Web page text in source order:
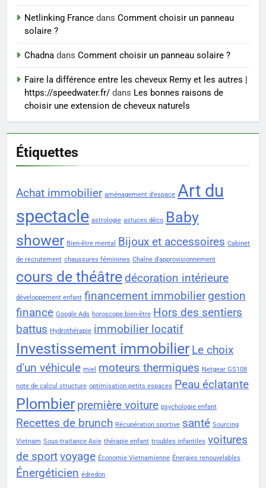
Sclérose en plaques et
femmes enceintes doivent
connaître
SANTÉ
Netlinking France dans Comment choisir un panneau
solaire ?
Chadna dans Comment choisir un panneau solaire ?
Faire la différence entre les cheveux Remy et les autres |
https://speedwater.fr/ dans Les bonnes raisons de
choisir une extension de cheveux naturels
Étiquettes
Achat immobilier aménagement d'espace Art du
spectacle astrologie astuces déco Baby
shower Bien-être mental Bijoux et accessoires Cabinet
de recrutement chaussures féminines Chaîne d'approvisionnement
cours de théâtre décoration intérieure
développement enfant financement immobilier gestion
finance Google Ads horoscope bien-être Hors des sentiers
battus Hydrothérapie immobilier locatif
Investissement immobilier Le choix
d'un véhicule miel moteurs thermiques Netgear GS108
note de calcul structure optimisation petits espaces Peau éclatante
Plombier première voiture psychologie enfant
Recettes de brunch Récupération sportive santé Sourcing
Vietnam Sous-traitance Asie thérapie enfant troubles infantiles voitures
de sportvoyage Économie Vietnamienne Énergies renouvelables
Énergéticien édredon